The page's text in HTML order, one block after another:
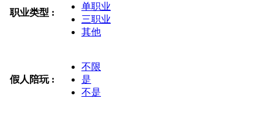
职业类型 :
单职业
三职业
其他
假人陪玩 :
不限
是
不是